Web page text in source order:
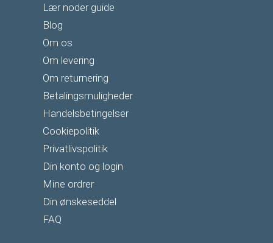
Lær noder guide
Blog
Om os
Om levering
Om returnering
Betalingsmuligheder
Handelsbetingelser
Cookiepolitik
Privatlivspolitik
Din konto og login
Mine ordrer
Din ønskeseddel
FAQ